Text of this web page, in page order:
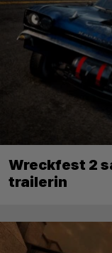
Wreckfest 2
trailerin